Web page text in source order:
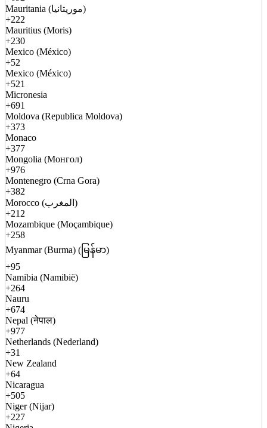
Mauritania (موريتانيا)
+222
Mauritius (Moris)
+230
Mexico (México)
+52
Mexico (México)
+521
Micronesia
+691
Moldova (Republica Moldova)
+373
Monaco
+377
Mongolia (Монгол)
+976
Montenegro (Crna Gora)
+382
Morocco (المغرب)
+212
Mozambique (Moçambique)
+258
Myanmar (Burma) (မြန်မာ)
+95
Namibia (Namibië)
+264
Nauru
+674
Nepal (नेपाल)
+977
Netherlands (Nederland)
+31
New Zealand
+64
Nicaragua
+505
Niger (Nijar)
+227